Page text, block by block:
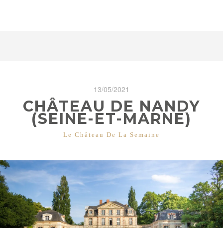
13/05/2021
CHÂTEAU DE NANDY
(SEINE-ET-MARNE)
CATÉGORIES
Le Château De La Semaine